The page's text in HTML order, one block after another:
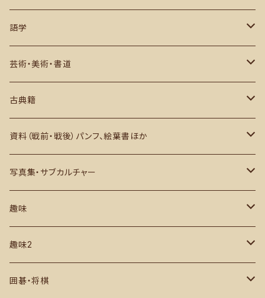
現代史
その他
推理小説・評論
俳句・川柳・歌集など
西洋文学
アジアほか
作品
研究・評論ほか
語学
日本語学
英語学
その他
芸術・美術・書道
芸術史・評論・解説
美術・図録・画集・作品集
書道・中文書
芸術写真集・作品集
建築関係
デザイン・ファッション
古典籍
和本・写本ほか
古地図・1枚もの ほか
資料（戦前・戦後）パンフ、絵葉書ほか
日本国内
国外・外地
写真集・サブカルチャー
グラビア・アイドル
サブカルチャー
絶版漫画・コミック雑誌など
趣味
カメラ・写真
音楽・映画・芸能 ほか
趣味2
各種スポーツ 野球 相撲 格闘技ほか
囲碁・将棋